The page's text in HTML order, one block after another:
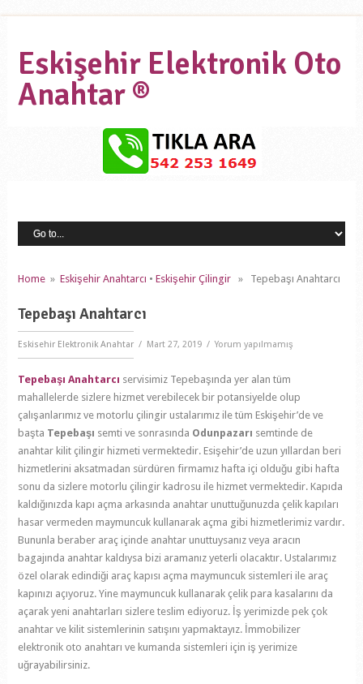
Eskişehir Elektronik Oto
Anahtar ®
Home» Eskişehir Anahtarcı • Eskişehir Çilingir» Tepebaşı Anahtarcı
Tepebaşı Anahtarcı
Eskisehir Elektronik Anahtar/ Mart 27, 2019 / Yorum yapılmamış
Tepebaşı Anahtarcı servisimiz Tepebaşında yer alan tüm
mahallelerde sizlere hizmet verebilecek bir potansiyelde olup
çalışanlarımız ve motorlu çilingir ustalarımız ile tüm Eskişehir’de ve
başta Tepebaşı semti ve sonrasında Odunpazarı semtinde de
anahtar kilit çilingir hizmeti vermektedir. Esişehir’de uzun yıllardan beri
hizmetlerini aksatmadan sürdüren firmamız hafta içi olduğu gibi hafta
sonu da sizlere motorlu çilingir kadrosu ile hizmet vermektedir. Kapıda
kaldığınızda kapı açma arkasında anahtar unuttuğunuzda çelik kapıları
hasar vermeden maymuncuk kullanarak açma gibi hizmetlerimiz vardır.
Bununla beraber araç içinde anahtar unuttuysanız veya aracın
bagajında anahtar kaldıysa bizi aramanız yeterli olacaktır. Ustalarımız
özel olarak edindiği araç kapısı açma maymuncuk sistemleri ile araç
kapınızı açıyoruz. Yine maymuncuk kullanarak çelik para kasalarını da
açarak yeni anahtarları sizlere teslim ediyoruz. İş yerimizde pek çok
anahtar ve kilit sistemlerinin satışını yapmaktayız. İmmobilizer
elektronik oto anahtarı ve kumanda sistemleri için iş yerimize
uğrayabilirsiniz.